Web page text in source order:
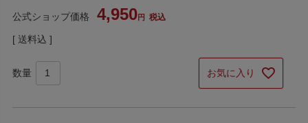
公式ショップ価格 4,950 税込
送料込
お気に入り